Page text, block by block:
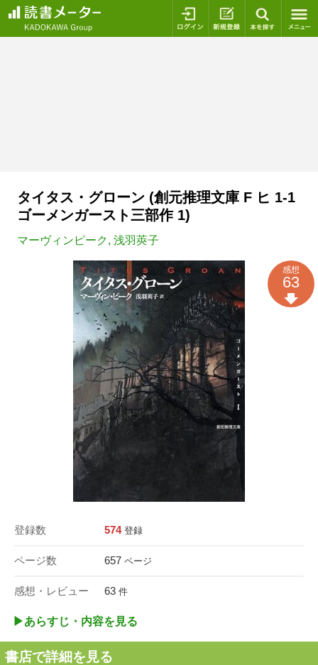
ログイン 新規登録
タイタス・グローン (創元推理文庫 F ヒ 1-1
ゴーメンガースト三部作 1)
マーヴィンピーク, 浅羽莢子
登録数 574 登録
ページ数 657 ページ
感想・レビュー 63 件
感想
63
▶︎あらすじ・内容を見る
書店で詳細を見る